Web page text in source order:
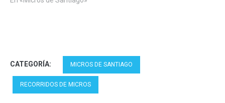
CATEGORÍA: MICROS DE SANTIAGO
RECORRIDOS DE MICROS